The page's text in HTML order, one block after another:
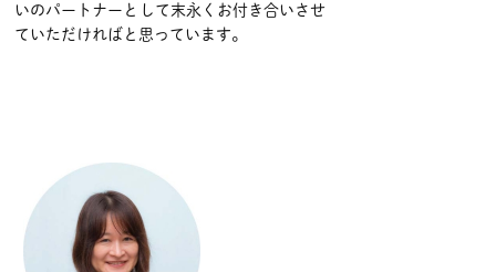
いのパートナーとして末永くお付き合いさせ
ていただければと思っています。